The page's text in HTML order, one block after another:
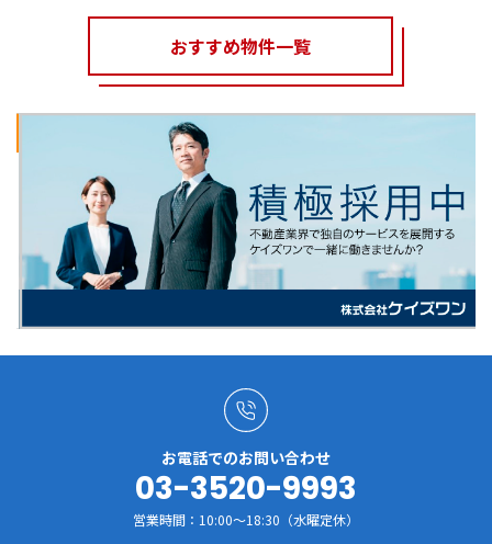
おすすめ物件一覧
お電話でのお問い合わせ
03-3520-9993
営業時間：10:00～18:30（水曜定休）